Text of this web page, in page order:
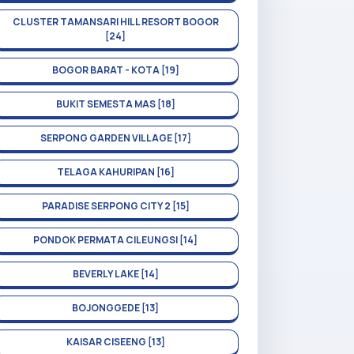
CLUSTER TAMANSARI HILL RESORT BOGOR
[24]
BOGOR BARAT - KOTA [19]
BUKIT SEMESTA MAS [18]
SERPONG GARDEN VILLAGE [17]
TELAGA KAHURIPAN [16]
PARADISE SERPONG CITY 2 [15]
PONDOK PERMATA CILEUNGSI [14]
BEVERLY LAKE [14]
BOJONGGEDE [13]
KAISAR CISEENG [13]